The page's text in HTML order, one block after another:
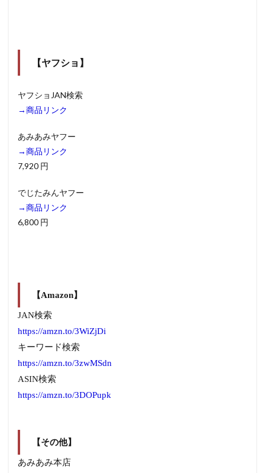
【ヤフショ】
ヤフショJAN検索
→商品リンク
あみあみヤフー
→商品リンク
7,920 円
でじたみんヤフー
→商品リンク
6,800 円
【Amazon】
JAN検索
https://amzn.to/3WiZjDi
キーワード検索
https://amzn.to/3zwMSdn
ASIN検索
https://amzn.to/3DOPupk
【その他】
あみあみ本店